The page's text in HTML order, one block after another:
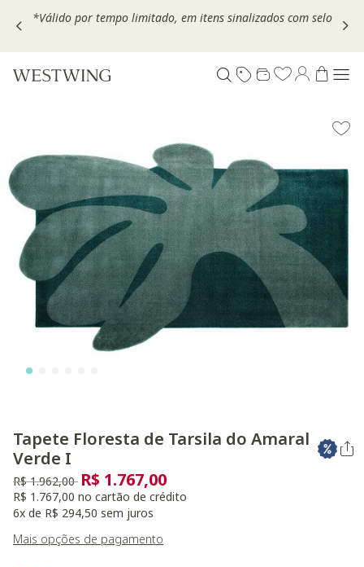
*Válido por tempo limitado, em itens sinalizados com selo
Tapete Floresta de Tarsila do Amaral
Verde I
Preço reduzido de
R$ 1.962,00 para
R$ 1.767,00
R$ 1.767,00 no cartão de crédito
6x de R$ 294,50 sem juros
Mais opções de pagamento